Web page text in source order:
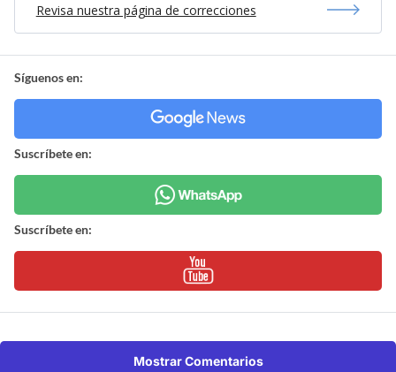
Revisa nuestra página de correcciones
Síguenos en:
Suscríbete en:
Suscríbete en:
Mostrar Comentarios